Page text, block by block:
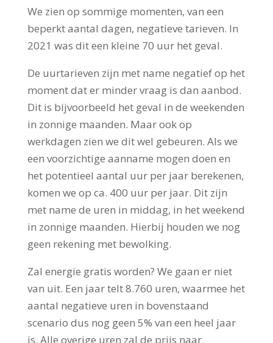
We zien op sommige momenten, van een
beperkt aantal dagen, negatieve tarieven. In
2021 was dit een kleine 70 uur het geval.
De uurtarieven zijn met name negatief op het
moment dat er minder vraag is dan aanbod.
Dit is bijvoorbeeld het geval in de weekenden
in zonnige maanden. Maar ook op
werkdagen zien we dit wel gebeuren. Als we
een voorzichtige aanname mogen doen en
het potentieel aantal uur per jaar berekenen,
komen we op ca. 400 uur per jaar. Dit zijn
met name de uren in middag, in het weekend
in zonnige maanden. Hierbij houden we nog
geen rekening met bewolking.
Zal energie gratis worden? We gaan er niet
van uit. Een jaar telt 8.760 uren, waarmee het
aantal negatieve uren in bovenstaand
scenario dus nog geen 5% van een heel jaar
is. Alle overige uren zal de prijs naar